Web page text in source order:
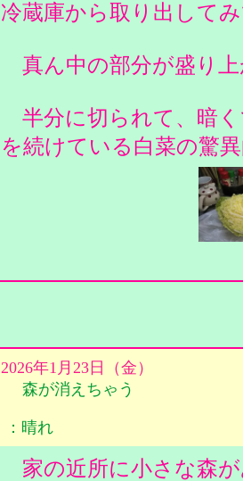
冷蔵庫から取り出して
真ん中の部分が盛り
半分に切られて、暗
を続けている白菜の驚
2026年1月23日（金）
森が消えちゃう
：晴れ
家の近所に小さな森